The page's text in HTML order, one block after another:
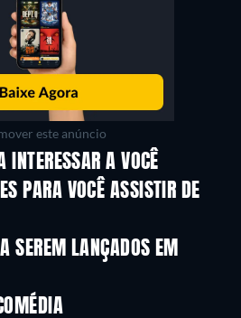
este anúncio
INTERESSAR A VOCÊ
PARA VOCÊ ASSISTIR DE
SEREM LANÇADOS EM